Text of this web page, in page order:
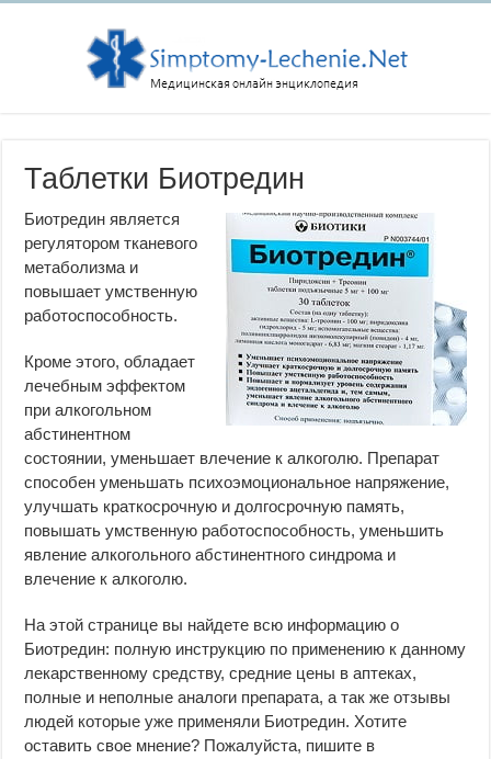
Таблетки Биотредин
Биотредин является
регулятором тканевого
метаболизма и
повышает умственную
работоспособность.
Кроме этого, обладает
лечебным эффектом
при алкогольном
абстинентном
состоянии, уменьшает влечение к алкоголю. Препарат
способен уменьшать психоэмоциональное напряжение,
улучшать краткосрочную и долгосрочную память,
повышать умственную работоспособность, уменьшить
явление алкогольного абстинентного синдрома и
влечение к алкоголю.
На этой странице вы найдете всю информацию о
Биотредин: полную инструкцию по применению к данному
лекарственному средству, средние цены в аптеках,
полные и неполные аналоги препарата, а так же отзывы
людей которые уже применяли Биотредин. Хотите
оставить свое мнение? Пожалуйста, пишите в